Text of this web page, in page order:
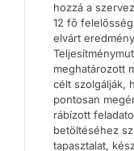
hozzá a
12 fő
elvárt
meghatározott
célt szolgálják,
pontosan
rábízott
betöltéséhez
tapasztalat,